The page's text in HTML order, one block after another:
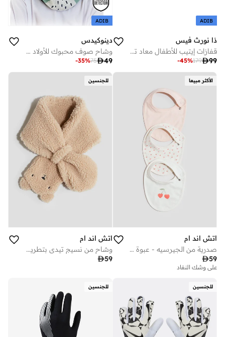
ADIB
ذا نورث فيس
قفازات إيتيب للأطفال معاد تدويرها
99
179
-45%
ADIB
دينوكيدس
وشاح صوف محبوك للأولاد من مونستر بوي
49
75
-35%
الأكثر مبيعا
اتش اند ام
صدرية من الجيرسيه - عبوة من 3 قطع
59
على وشك النفاد
للجنسين
اتش اند ام
وشاح من نسيج تيدي بتطريزات
59
للجنسين للجنسين